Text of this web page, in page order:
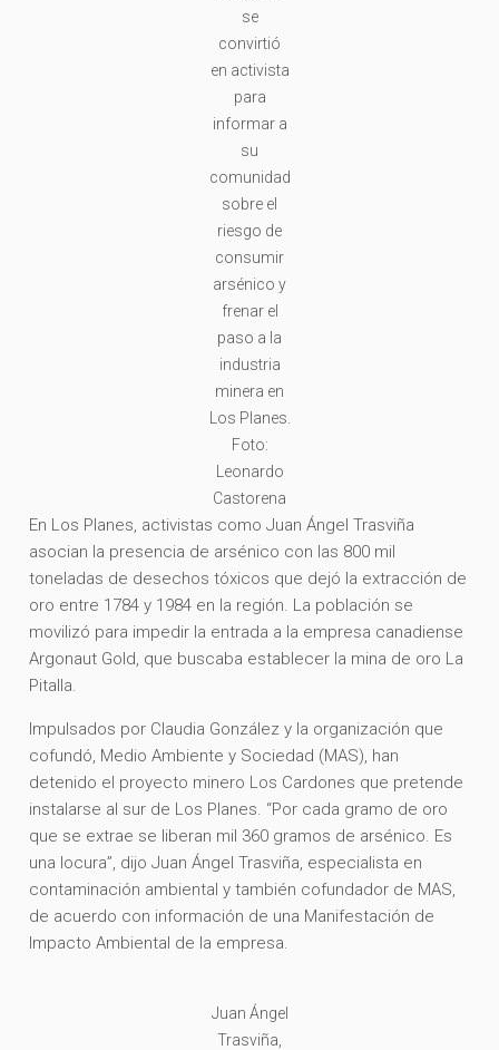
se
convirtió
en activista
para
informar a
su
comunidad
sobre el
riesgo de
consumir
arsénico y
frenar el
paso a la
industria
minera en
Los Planes.
Foto:
Leonardo
Castorena
En Los Planes, activistas como Juan Ángel Trasviña
asocian la presencia de arsénico con las 800 mil
toneladas de desechos tóxicos que dejó la extracción de
oro entre 1784 y 1984 en la región. La población se
movilizó para impedir la entrada a la empresa canadiense
Argonaut Gold, que buscaba establecer la mina de oro La
Pitalla.
Impulsados por Claudia González y la organización que
cofundó, Medio Ambiente y Sociedad (MAS), han
detenido el proyecto minero Los Cardones que pretende
instalarse al sur de Los Planes. “Por cada gramo de oro
que se extrae se liberan mil 360 gramos de arsénico. Es
una locura”, dijo Juan Ángel Trasviña, especialista en
contaminación ambiental y también cofundador de MAS,
de acuerdo con información de una Manifestación de
Impacto Ambiental de la empresa.
Juan Ángel
Trasviña,